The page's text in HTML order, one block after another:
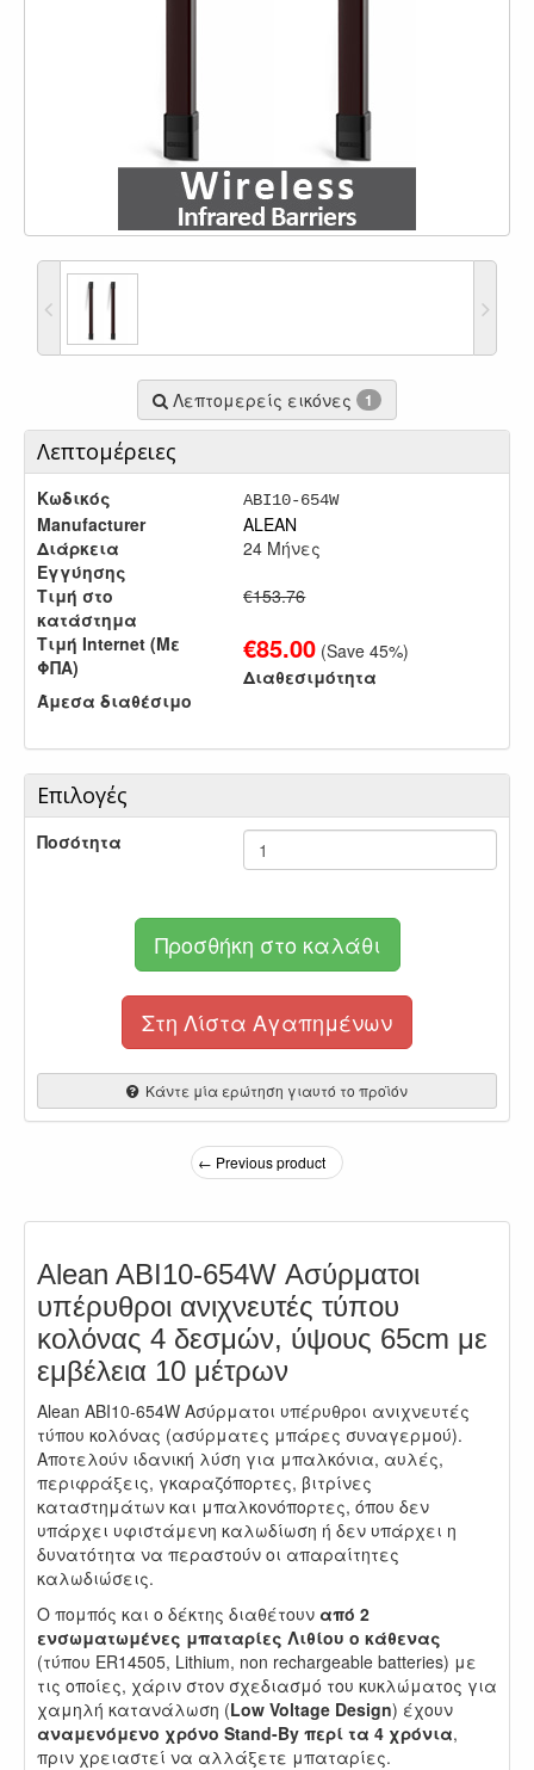
Λεπτομερείς εικόνες 1
Λεπτομέρειες
Κωδικός ABI10-654W
Manufacturer
ALEAN
Διάρκεια
Εγγύησης
24 Μήνες
Τιμή στο
κατάστημα
€153.76
Τιμή Internet (Με
ΦΠΑ)
€85.00 (Save45%)
Διαθεσιμότητα
Άμεσα διαθέσιμο
Επιλογές
Ποσότητα
Προσθήκη στο καλάθι
Στη Λίστα Αγαπημένων
Κάντε μία ερώτηση γιαυτό το προϊόν
← Previous product
Alean ABI10-654W Ασύρματοι
υπέρυθροι ανιχνευτές τύπου
κολόνας 4 δεσμών, ύψους 65cm με
εμβέλεια 10 μέτρων
Alean ABI10-654W Ασύρματοι υπέρυθροι ανιχνευτές
τύπου κολόνας (ασύρματες μπάρες συναγερμού).
Αποτελούν ιδανική λύση για μπαλκόνια, αυλές,
περιφράξεις, γκαραζόπορτες, βιτρίνες
καταστημάτων και μπαλκονόπορτες, όπου δεν
υπάρχει υφιστάμενη καλωδίωση ή δεν υπάρχει η
δυνατότητα να περαστούν οι απαραίτητες
καλωδιώσεις.
Ο πομπός και ο δέκτης διαθέτουν από 2
ενσωματωμένες μπαταρίες Λιθίου ο κάθενας
(τύπου ER14505, Lithium, non rechargeable batteries) με
τις οποίες, χάριν στον σχεδιασμό του κυκλώματος για
χαμηλή κατανάλωση (Low Voltage Design) έχουν
αναμενόμενο χρόνο Stand-By περί τα 4 χρόνια,
πριν χρειαστεί να αλλάξετε μπαταρίες.